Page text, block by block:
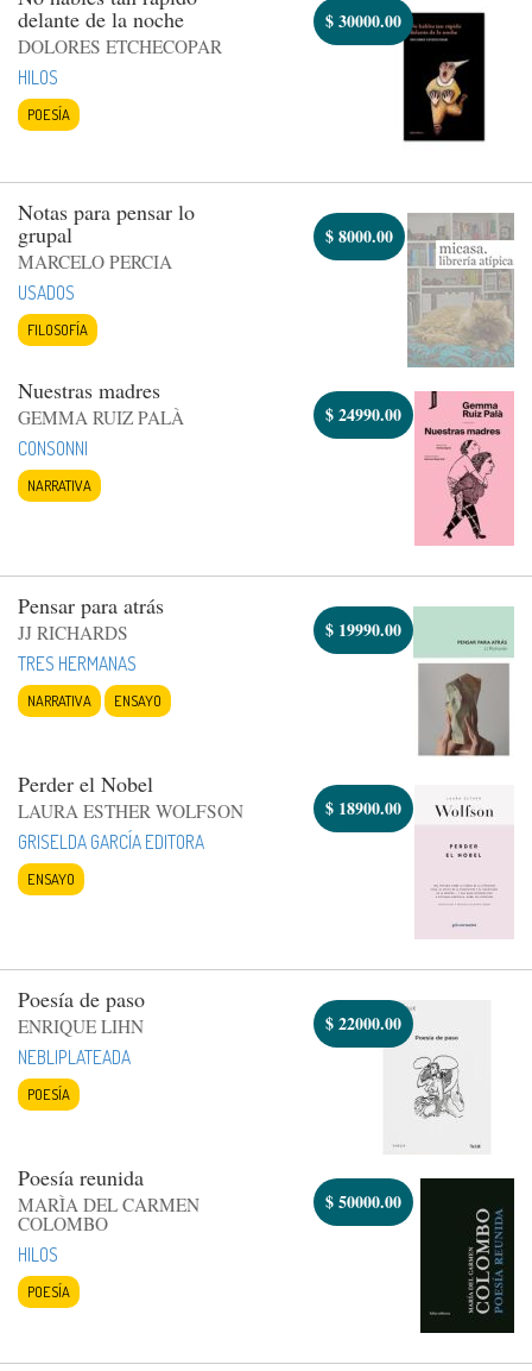
delante de la noche
DOLORES ETCHECOPAR
HILOS
POESÍA
$30000.00
Notas para pensar lo
grupal
MARCELO PERCIA
USADOS
FILOSOFÍA
$8000.00
Nuestras madres
GEMMA RUIZ PALÀ
CONSONNI
NARRATIVA
$24990.00
Pensar para atrás
JJ RICHARDS
TRES HERMANAS
NARRATIVA ENSAYO
$ 19990.00
Perder el Nobel
LAURA ESTHER WOLFSON
GRISELDA GARCÍA EDITORA
ENSAYO
$ 18900.00
Poesía de paso
ENRIQUE LIHN
NEBLIPLATEADA
POESÍA
$22000.00
Poesía reunida
MARÌA DEL CARMEN
COLOMBO
HILOS
POESÍA
$50000.00